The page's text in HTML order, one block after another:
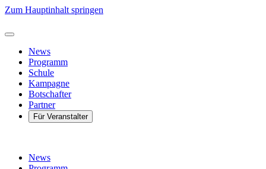
Zum Hauptinhalt springen
News
Programm
Schule
Kampagne
Botschafter
Partner
Für Veranstalter
News